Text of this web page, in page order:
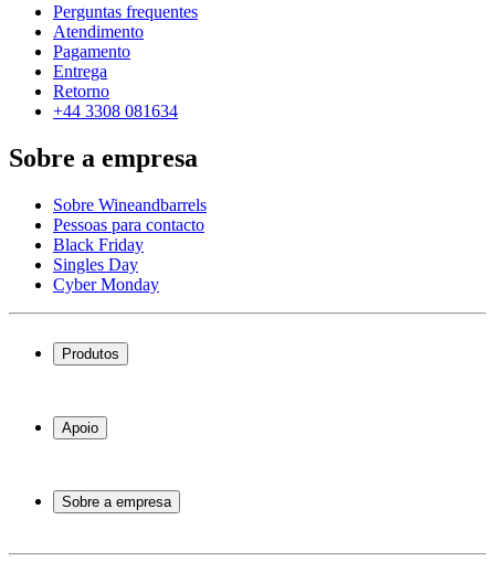
Perguntas frequentes
Atendimento
Pagamento
Entrega
Retorno
+44 3308 081634
Sobre a empresa
Sobre Wineandbarrels
Pessoas para contacto
Black Friday
Singles Day
Cyber Monday
Produtos
Garrafeiras
Móveis para vinho
Apoio
Atendimento
Pagamento
Retorno
Sobre a empresa